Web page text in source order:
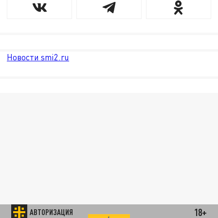
АВТОРИЗАЦИЯ 18+
Новости smi2.ru